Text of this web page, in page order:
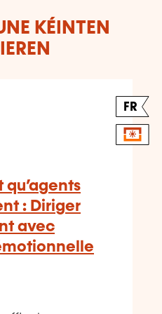
KÉINTEN
FR
qu’agents
: Diriger
avec